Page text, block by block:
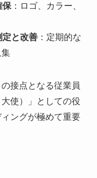
保：ロゴ、カラー、
定と改善：定期的な
接点となる従業員
使）」としての役
ングが極めて重要